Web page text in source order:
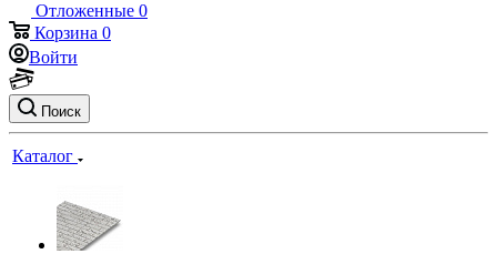
Отложенные 0
Корзина 0
Войти
Поиск
Каталог